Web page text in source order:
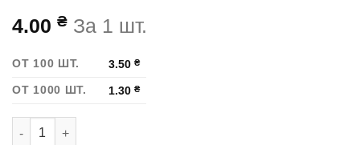
4.00 ₴ За 1 шт.
ОТ 100 ШТ. 3.50₴
ОТ 1000 ШТ. 1.30₴
Количество товара Люверс 8 мм нержавеющий Желтый